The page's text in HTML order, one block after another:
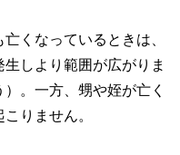
くなっているときは、
しより範囲が広がりま
。一方、甥や姪が亡く
りません。